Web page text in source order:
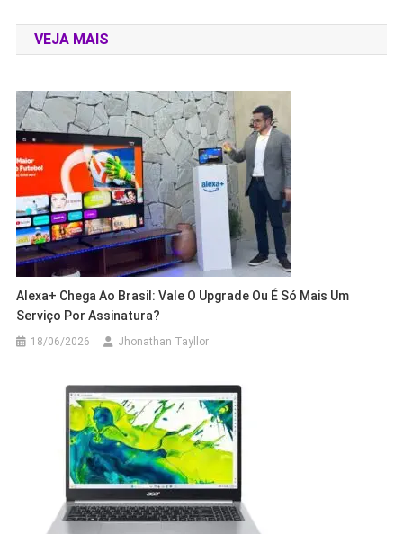
de
Post
VEJA MAIS
Alexa+ Chega Ao Brasil: Vale O Upgrade Ou É Só Mais Um
Serviço Por Assinatura?
18/06/2026 Jhonathan Tayllor